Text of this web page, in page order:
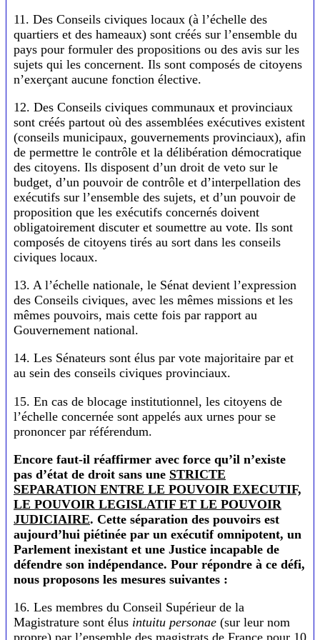
11. Des Conseils civiques locaux (à l’échelle des
quartiers et des hameaux) sont créés sur l’ensemble du
pays pour formuler des propositions ou des avis sur les
sujets qui les concernent. Ils sont composés de citoyens
n’exerçant aucune fonction élective.
12. Des Conseils civiques communaux et provinciaux
sont créés partout où des assemblées exécutives existent
(conseils municipaux, gouvernements provinciaux), afin
de permettre le contrôle et la délibération démocratique
des citoyens. Ils disposent d’un droit de veto sur le
budget, d’un pouvoir de contrôle et d’interpellation des
exécutifs sur l’ensemble des sujets, et d’un pouvoir de
proposition que les exécutifs concernés doivent
obligatoirement discuter et soumettre au vote. Ils sont
composés de citoyens tirés au sort dans les conseils
civiques locaux.
13. A l’échelle nationale, le Sénat devient l’expression
des Conseils civiques, avec les mêmes missions et les
mêmes pouvoirs, mais cette fois par rapport au
Gouvernement national.
14. Les Sénateurs sont élus par vote majoritaire par et
au sein des conseils civiques provinciaux.
15. En cas de blocage institutionnel, les citoyens de
l’échelle concernée sont appelés aux urnes pour se
prononcer par référendum.
Encore faut-il réaffirmer avec force qu’il n’existe
pas d’état de droit sans une STRICTE
SEPARATION ENTRE LE POUVOIR EXECUTIF,
LE POUVOIR LEGISLATIF ET LE POUVOIR
JUDICIAIRE. Cette séparation des pouvoirs est
aujourd’hui piétinée par un exécutif omnipotent, un
Parlement inexistant et une Justice incapable de
défendre son indépendance. Pour répondre à ce défi,
nous proposons les mesures suivantes :
16. Les membres du Conseil Supérieur de la
Magistrature sont élus intuitu personae (sur leur nom